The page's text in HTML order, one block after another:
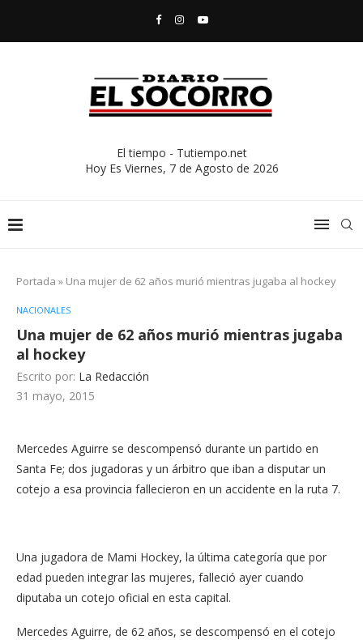
El tiempo - Tutiempo.net
Hoy Es Viernes, 7 de Agosto de 2026
Portada » Una mujer de 62 años murió mientras jugaba al hockey
NACIONALES
Una mujer de 62 años murió mientras jugaba
al hockey
Escrito por: La Redacción
31 mayo, 2015
Mercedes Aguirre se descompensó durante un partido en
Santa Fe; dos jugadoras y un árbitro que iban a disputar un
cotejo a esa provincia fallecieron en un accidente en la ruta 7.
Una jugadora de Mami Hockey, la última categoría que por
edad pueden integrar las mujeres, falleció ayer cuando
diputaba un cotejo oficial en esta capital.
Mercedes Aguirre, de 62 años, se descompensó en el cotejo